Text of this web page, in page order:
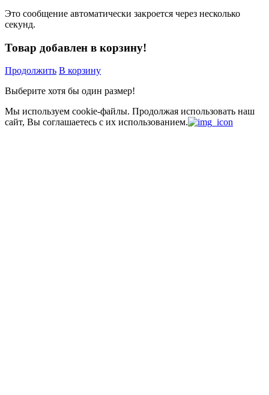
Это сообщение автоматически закроется через несколько
секунд.
Товар добавлен в корзину!
Продолжить В корзину
Выберите хотя бы один размер!
Мы используем cookie-файлы. Продолжая использовать наш
сайт, Вы соглашаетесь с их использованием.